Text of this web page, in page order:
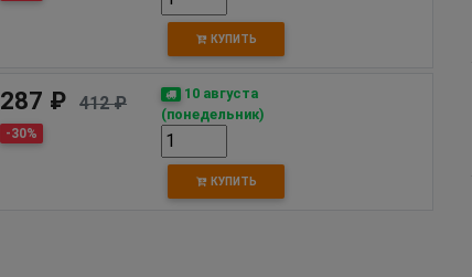
КУПИТЬ
287 ₽ 412 ₽
-30%
10 августа
(понедельник)
КУПИТЬ